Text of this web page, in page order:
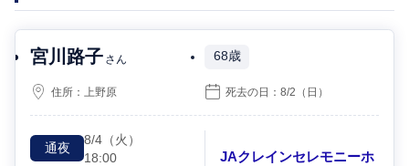
宮川路子 さん 68歳
住所： 上野原 死去の日：8/2 （日）
通夜
8/4 （火）
18:00
JAクレインセレモニーホ